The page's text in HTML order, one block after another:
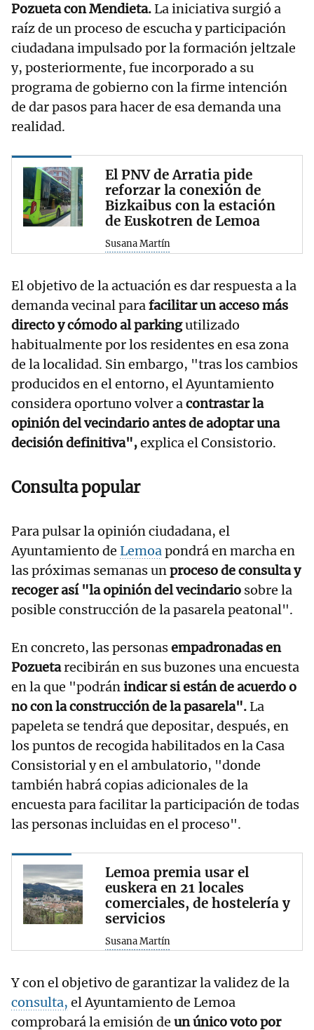
Pozueta con Mendieta.La iniciativa surgió a
raíz de un proceso de escucha y participación
ciudadana impulsado por la formación jeltzale
y, posteriormente, fue incorporado a su
programa de gobierno con la firme intención
de dar pasos para hacer de esa demanda una
realidad.
El PNV de Arratia pide
reforzar la conexión de
Bizkaibus con la estación
de Euskotren de Lemoa
Susana Martín
El objetivo de la actuación es dar respuesta a la
demanda vecinal parafacilitar un acceso más
directo y cómodo al parkingutilizado
habitualmente por los residentes en esa zona
de la localidad. Sin embargo, "tras los cambios
producidos en el entorno, el Ayuntamiento
considera oportuno volver acontrastar la
opinión del vecindario antes de adoptar una
decisión definitiva",explica el Consistorio.
Consulta popular
Para pulsar la opinión ciudadana, el
Ayuntamiento de Lemoapondrá en marcha en
las próximas semanas unproceso de consulta y
recoger así "la opinión del vecindario sobre la
posible construcción de la pasarela peatonal".
En concreto, las personasempadronadas en
Pozuetarecibirán en sus buzones una encuesta
en la que "podránindicar si están de acuerdo o
no con la construcción de la pasarela".La
papeleta se tendrá que depositar, después, en
los puntos de recogida habilitados en la Casa
Consistorial y en el ambulatorio, "donde
también habrá copias adicionales de la
encuesta para facilitar la participación de todas
las personas incluidas en el proceso".
Lemoa premia usar el
euskera en 21 locales
comerciales, de hostelería y
servicios
Susana Martín
Y con el objetivo de garantizar la validez de la
consulta, el Ayuntamiento de Lemoa
comprobará la emisión de un único voto por